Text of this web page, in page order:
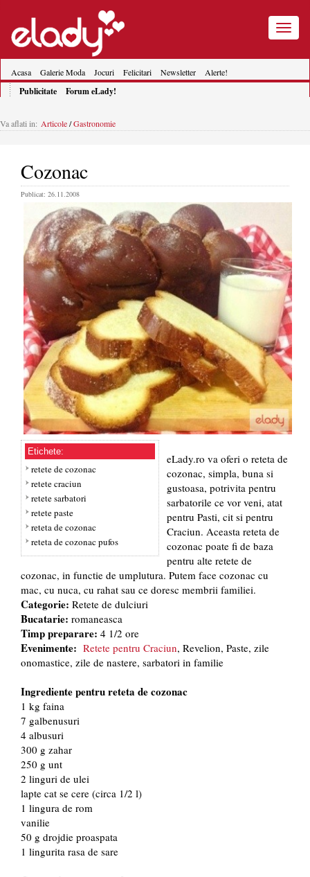
Toggle
Acasa Galerie Moda Jocuri Felicitari Newsletter Alerte!
Publicitate Forum eLady!
Va aflati in: Articole/Gastronomie
Cozonac
Publicat: 26.11.2008
Etichete:
retete de cozonac
retete craciun
retete sarbatori
retete paste
reteta de cozonac
reteta de cozonac pufos
eLady.ro va oferi o reteta de
cozonac, simpla, buna si
gustoasa, potrivita pentru
sarbatorile ce vor veni, atat
pentru Pasti, cit si pentru
Craciun. Aceasta reteta de
cozonac poate fi de baza
pentru alte retete de
cozonac, in functie de umplutura. Putem face cozonac cu
mac, cu nuca, cu rahat sau ce doresc membrii familiei.
Categorie: Retete de dulciuri
Bucatarie: romaneasca
Timp preparare: 4 1/2 ore
Evenimente: Retete pentru Craciun, Revelion, Paste, zile
onomastice, zile de nastere, sarbatori in familie
Ingrediente pentru reteta de cozonac
1 kg faina
7 galbenusuri
4 albusuri
300 g zahar
250 g unt
2 linguri de ulei
lapte cat se cere (circa 1/2 l)
1 lingura de rom
vanilie
50 g drojdie proaspata
1 lingurita rasa de sare